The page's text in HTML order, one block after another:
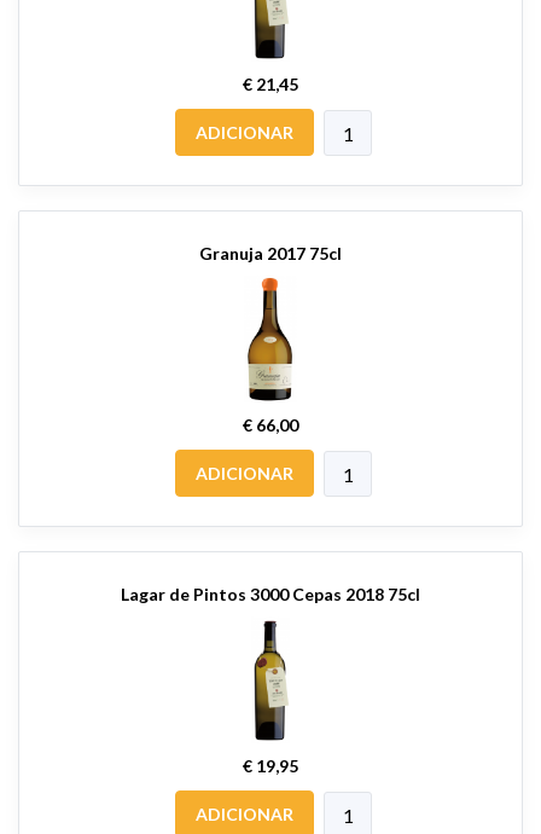
€ 21,45
ADICIONAR
Granuja 2017 75cl
€ 66,00
ADICIONAR
Lagar de Pintos 3000 Cepas 2018 75cl
€ 19,95
ADICIONAR